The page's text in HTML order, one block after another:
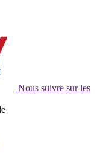
Nous suivre sur les